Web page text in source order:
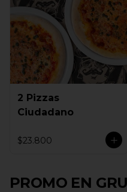
2 Pizzas
Ciudadano
$23.800
PROMO EN